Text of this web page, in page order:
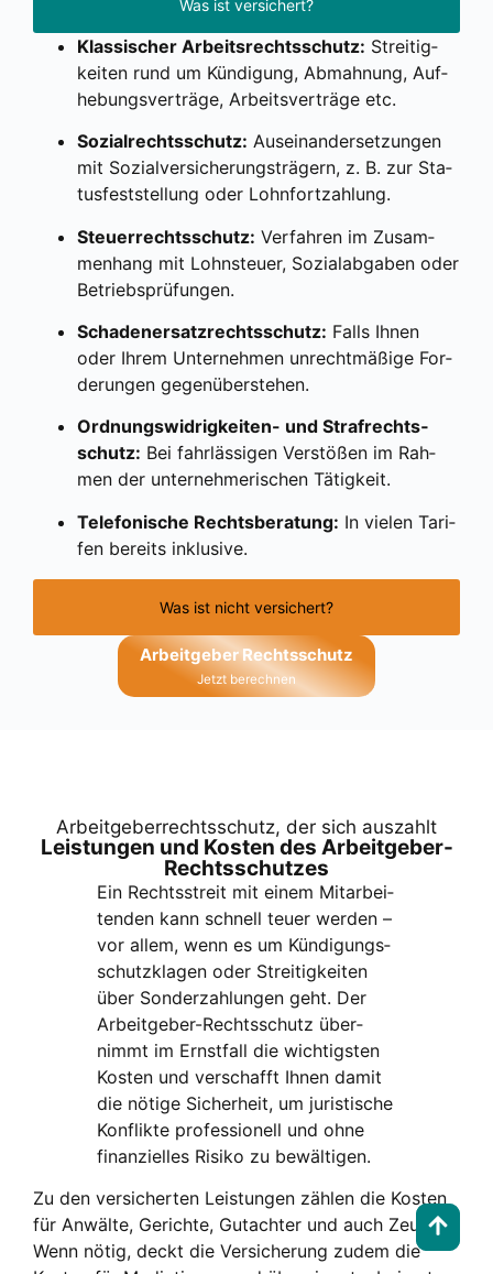
Was ist versichert?
Was ist nicht versichert?
Klas­si­scher Arbeits­rechts­schutz: Strei­tig­
kei­ten rund um Kün­di­gung, Abmah­nung, Auf­
he­bungs­ver­trä­ge, Arbeits­ver­trä­ge etc.
Sozi­al­rechts­schutz: Aus­ein­an­der­set­zun­gen
mit Sozi­al­ver­si­che­rungs­trä­gern, z. B. zur Sta­
tus­fest­stel­lung oder Lohn­fort­zah­lung.
Steu­er­rechts­schutz: Ver­fah­ren im Zusam­
men­hang mit Lohn­steu­er, Sozi­al­ab­ga­ben oder
Betriebs­prü­fun­gen.
Scha­den­er­satz­rechts­schutz: Falls Ihnen
oder Ihrem Unter­neh­men unrecht­mä­ßi­ge For­
de­run­gen gegen­über­ste­hen.
Ord­nungs­wid­rig­kei­ten- und Straf­rechts­
schutz: Bei fahr­läs­si­gen Ver­stö­ßen im Rah­
men der unter­neh­me­ri­schen Tätig­keit.
Tele­fo­ni­sche Rechts­be­ra­tung: In vie­len Tari­
fen bereits inklu­si­ve.
Arbeit­ge­ber Rechts­schutz
Jetzt berech­nen
Arbeit­ge­ber­rechts­schutz, der sich aus­zahlt
Leis­tun­gen und Kos­ten des Arbeit­ge­ber-
Rechts­schut­zes
Ein Rechts­streit mit einem Mit­ar­bei­
ten­den kann schnell teu­er wer­den –
vor allem, wenn es um Kün­di­gungs­
schutz­kla­gen oder Strei­tig­kei­ten
über Son­der­zah­lun­gen geht. Der
Arbeit­ge­ber-Rechts­schutz über­
nimmt im Ernst­fall die wich­tigs­ten
Kos­ten und ver­schafft Ihnen damit
die nöti­ge Sicher­heit, um juris­ti­sche
Kon­flik­te pro­fes­sio­nell und ohne
finan­zi­el­les Risi­ko zu bewäl­ti­gen.
Zu den ver­si­cher­ten Leis­tun­gen zäh­len die Kos­ten
für Anwäl­te, Gerich­te, Gut­ach­ter und auch Zeu­gen.
Wenn nötig, deckt die Ver­si­che­rung zudem die